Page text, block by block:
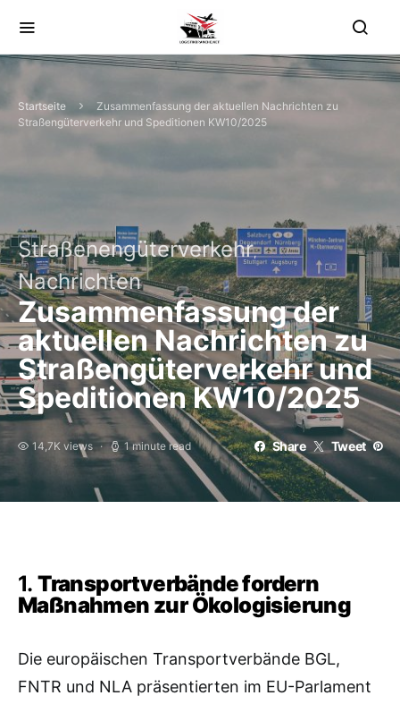
Startseite
Zusammenfassung der aktuellen Nachrichten zu
Straßengüterverkehr und Speditionen KW10/2025
Straßenengüterverkehr
Nachrichten
Zusammenfassung der
aktuellen Nachrichten zu
Straßengüterverkehr und
Speditionen KW10/2025
14,7K views 1 minute read Share Tweet
1.Transportverbände fordern
Maßnahmen zur Ökologisierung
Die europäischen Transportverbände BGL,
FNTR und NLA präsentierten im EU-Parlament